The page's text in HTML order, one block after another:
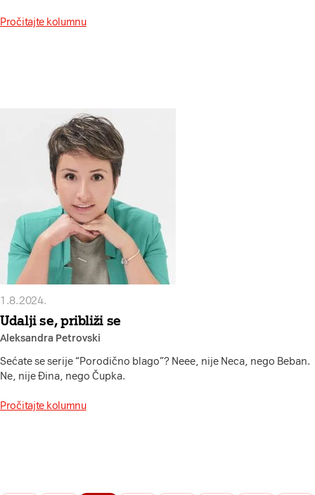
Pročitajte kolumnu
1.8.2024.
Udalji se, približi se
Aleksandra Petrovski
Sećate se serije “Porodično blago”? Neee, nije Neca, nego Beban.
Ne, nije Đina, nego Čupka.
Pročitajte kolumnu